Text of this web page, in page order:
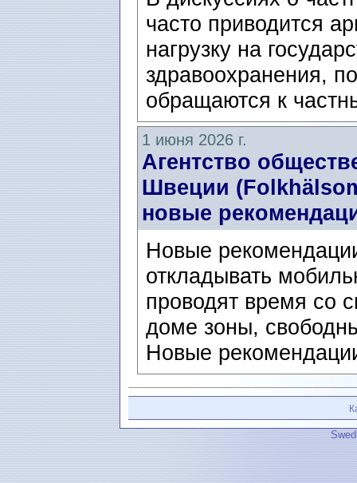
часто приводится
нагрузку на
здравоохранения,
обращаются к
1 июня 2026 г.
Агентство
Швеции
новые
Новые
откладывать
проводят время со
доме зоны,
Новые